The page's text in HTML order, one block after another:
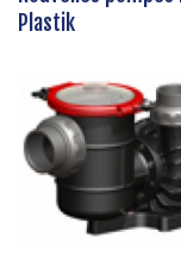
Plastik